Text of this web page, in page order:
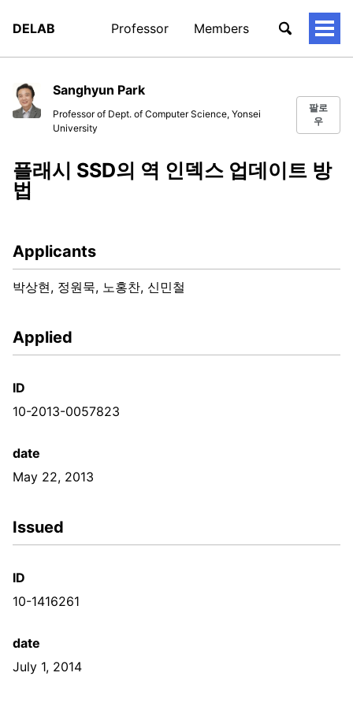
DELAB Professor Members
토
Sanghyun Park
Professor of Dept. of Computer Science, Yonsei
University
팔로
우
플래시 SSD의 역 인덱스 업데이트 방
법
Applicants
박상현, 정원묵, 노홍찬, 신민철
Applied
ID
10-2013-0057823
date
May 22, 2013
Issued
ID
10-1416261
date
July 1, 2014